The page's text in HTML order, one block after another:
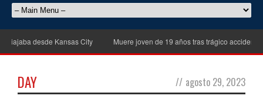
desde Kansas City Muere joven de 19 años tras trágico accidente de
DAY // agosto 29, 2023